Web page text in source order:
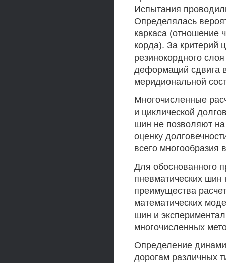
Испытания
Определялась
каркаса (отношение
корда). За критерий
резинокордного
деформаций сдвига
меридиональной
Многочисленные
и циклической
шин не позволяют
оценку
всего многообразия
Для обоснованного
пневматических
преимущества
математических
шин и
многочисленных
Определение
дорогам различных